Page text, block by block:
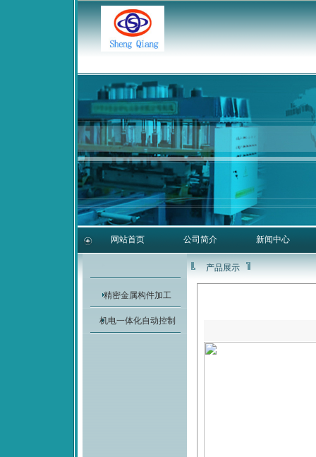
网站首页 公司简介 新闻中心
产品展示
精密金属构件加工
机电一体化自动控制